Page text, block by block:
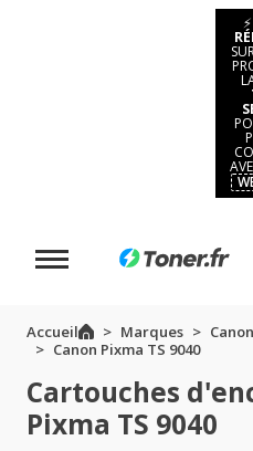
⚡
Accueil Marques Canon
Canon Pixma TS 9040
Cartouches
Pixma TS 9040